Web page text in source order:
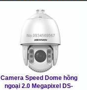
Camera Speed Dome hồng
ngoại 2.0 Megapixel DS-